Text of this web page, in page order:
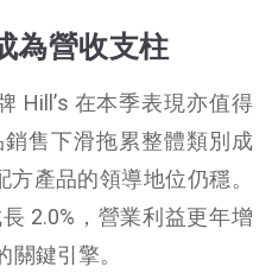
為營收支柱
Hill’s 在本季表現亦值得
售下滑拖累整體類別成
方產品的領導地位仍穩。
2.0%，營業利益更年增
鍵引擎。